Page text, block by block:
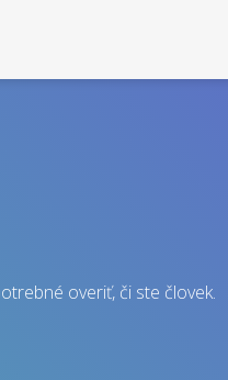
overiť, či ste človek.